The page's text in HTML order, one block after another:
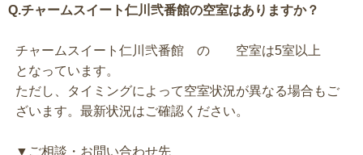
Q.チャームスイート仁川弐番館の空室はありますか？
チャームスイート仁川弐番館 の 空室は5室以上
となっています。
ただし、タイミングによって空室状況が異なる場合もご
ざいます。最新状況はご確認ください。
▼ご相談・お問い合わせ先